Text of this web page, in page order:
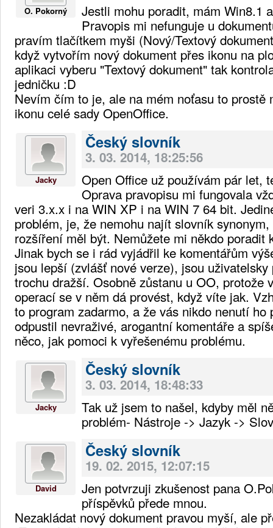
O. Pokorný
Jestli mohu poradit, mám Win8.1
Pravopis mi nefunguje u
pravím tlačítkem myši (Nový/Textový
když vytvořím nový dokument přes ikonu na
aplikaci vyberu "Textový dokument" tak
jedničku :D
Nevím čím to je, ale na mém noťasu to prostě
ikonu celé sady OpenOffice.
Jacky
Český slovník
3. 03. 2014, 18:25:56
Open Office už používám pár let,
Oprava pravopisu mi fungovala
veri 3.x.x i na WIN XP i na WIN 7 64 bit.
problém, je, že nemohu najít slovník
rozšíření měl být. Nemůžete mi někdo poradit
Jinak bych se i rád vyjádřil ke komentářům
jsou lepší (zvlášť nové verze), jsou
trochu dražší. Osobně zůstanu u OO, protože
operací se v něm dá provést, když víte jak.
to program zadarmo, a že vás nikdo nenutí ho
odpustil nevraživé, arogantní komentáře a
něco, jak pomoci k vyřešenému problému.
Jacky
Český slovník
3. 03. 2014, 18:48:33
Tak už jsem to našel, kdyby měl
problém- Nástroje -> Jazyk ->
David
Český slovník
19. 02. 2015, 12:07:15
Jen potvrzuji zkušenost pana
příspěvků přede mnou.
Nezakládat nový dokument pravou myší, ale